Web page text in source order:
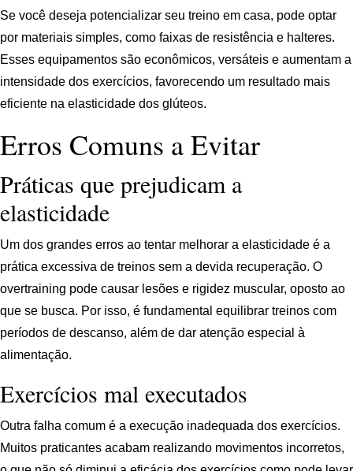
Se você deseja potencializar seu treino em casa, pode optar
por materiais simples, como faixas de resistência e halteres.
Esses equipamentos são econômicos, versáteis e aumentam a
intensidade dos exercícios, favorecendo um resultado mais
eficiente na elasticidade dos glúteos.
Erros Comuns a Evitar
Práticas que prejudicam a
elasticidade
Um dos grandes erros ao tentar melhorar a elasticidade é a
prática excessiva de treinos sem a devida recuperação. O
overtraining pode causar lesões e rigidez muscular, oposto ao
que se busca. Por isso, é fundamental equilibrar treinos com
períodos de descanso, além de dar atenção especial à
alimentação.
Exercícios mal executados
Outra falha comum é a execução inadequada dos exercícios.
Muitos praticantes acabam realizando movimentos incorretos,